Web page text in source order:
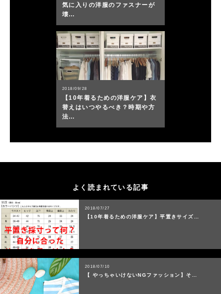
よく読まれている記事
2018/07/27
【10年着るための洋服ケア】平置きサイズ…
2018/07/10
【 やっちゃいけないNGファッション】そ…
気に入りの洋服のファスナーが
壊…
2018/09/28
【10年着るための洋服ケア】衣
替えはいつやるべき？時期や方
法…